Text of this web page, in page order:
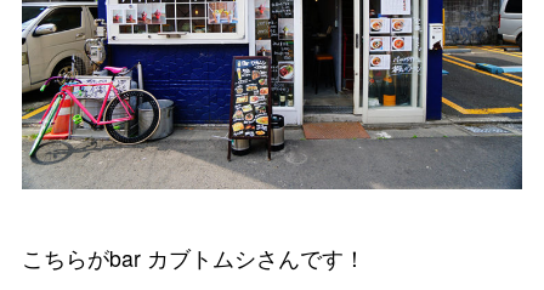
こちらがbar カブトムシさんです！